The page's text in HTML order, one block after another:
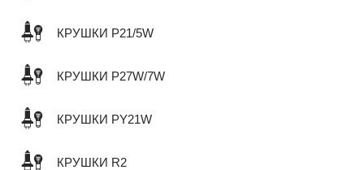
КРУШКИ P21/5W
КРУШКИ P27W/7W
КРУШКИ PY21W
КРУШКИ R2